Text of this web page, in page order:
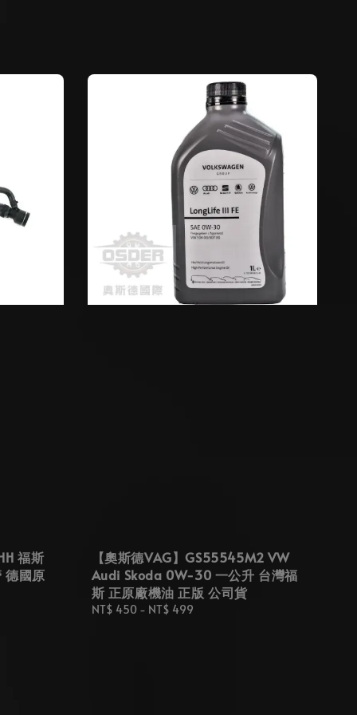
福斯
德國原
【奧斯德VAG】GS55545M2 VW
Audi Skoda 0W-30 一公升 台灣福
斯 正原廠機油 正版 公司貨
Regular
NT$ 450- NT$ 499